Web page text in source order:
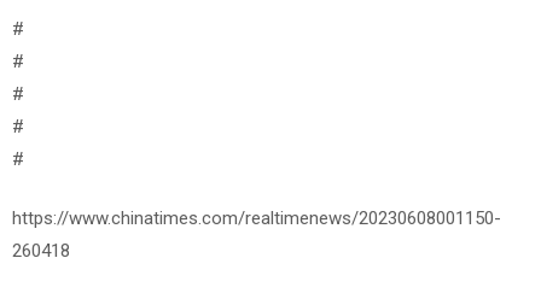
#
#
#
#
#
https://www.chinatimes.com/realtimenews/20230608001150-
260418